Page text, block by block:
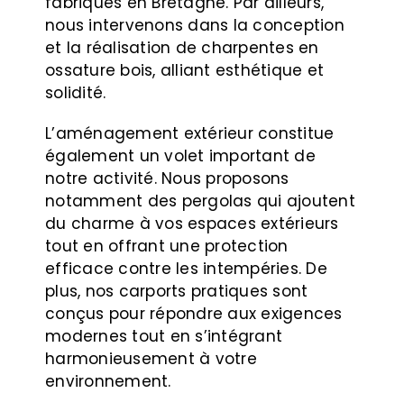
nous intervenons dans la conception
et la réalisation de charpentes en
ossature bois, alliant esthétique et
solidité.
L’aménagement extérieur constitue
également un volet important de
notre activité. Nous proposons
notamment des pergolas qui ajoutent
du charme à vos espaces extérieurs
tout en offrant une protection
efficace contre les intempéries. De
plus, nos carports pratiques sont
conçus pour répondre aux exigences
modernes tout en s’intégrant
harmonieusement à votre
environnement.